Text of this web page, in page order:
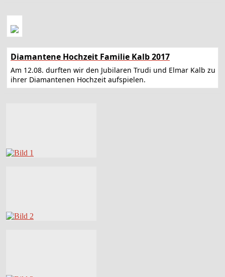
Diamantene Hochzeit Familie Kalb 2017
Am 12.08. durften wir den Jubilaren Trudi und Elmar Kalb zu
ihrer Diamantenen Hochzeit aufspielen.